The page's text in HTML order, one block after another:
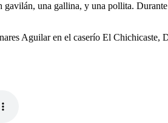
gavilán, una gallina, y una pollita.
Aguilar en el caserío El Chichicaste,